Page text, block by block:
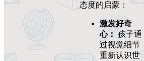
态度的启蒙：
激发好奇
心： 孩子通
过视觉细节
重新认识世